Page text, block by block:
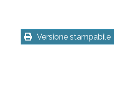
Versione stampabile